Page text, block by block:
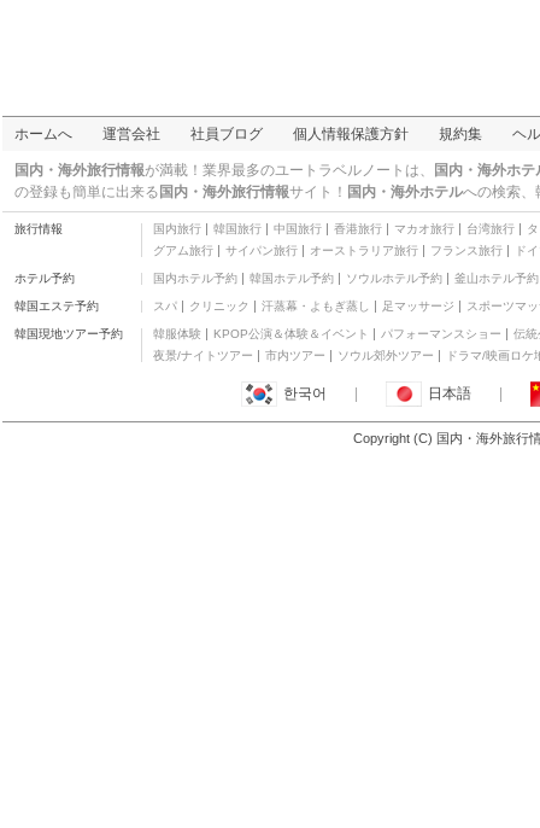
ラツィオ州
ホームへ 運営会社 社員ブログ 個人情報保護方針 規約集 ヘ
国内・海外旅行情報が満載！業界最多のユートラベルノートは、
国内・海外ホ
の登録も簡単に出来る 国内・海外旅行情報サイト！ 国内・海外ホテルへの検索、
旅行情報 国内旅行 韓国旅行 中国旅行 香港旅行 マカオ旅行 台湾旅行
グアム旅行
サイパン旅行 オーストラリア旅行 フランス旅行 ド
ホテル予約 国内ホテル予約 韓国ホテル予約 ソウルホテル予約 釜山ホテル予約
韓国エステ予約 スパ クリニック 汗蒸幕・よもぎ蒸し 足マッサージ スポーツマ
韓国現地ツアー予約 韓服体験 KPOP公演＆体験＆イベント パフォーマンスショー
伝統
夜景/ナイトツアー
市内ツアー ソウル郊外ツアー ドラマ/映画ロケ
한국어 日本語
Copyright (C) 国内・海外旅行